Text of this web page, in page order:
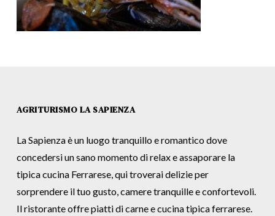
AGRITURISMO LA SAPIENZA
La Sapienza è un luogo tranquillo e romantico dove
concedersi un sano momento di relax e assaporare la
tipica cucina Ferrarese, qui troverai delizie per
sorprendere il tuo gusto, camere tranquille e confortevoli.
Il ristorante offre piatti di carne e cucina tipica ferrarese.